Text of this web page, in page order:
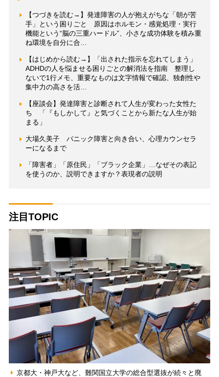
【つづきを読む→】発達障害の人が抱えがちな「朝が苦
手」という困りごと 原因はホルモン・感覚処理・実行
機能という“脳の三重ハードル”、小さな成功体験を積み重
ね環境を自分に合…
【はじめから読む→】「出された指示を忘れてしまう」
ADHDの人を悩ませる困りごとの解消法を指南 整理し
ないで1行メモ、重要なものは文字情報で確認、独創性や
集中力の高さを活…
【座談会】発達障害と診断されて人生が変わった女性た
ち 「『もしかして』と気づくことから新たな人生が始
まる」
大場久美子 パニック障害と向き合い、心理カウンセラ
ーになるまで
「障害者」「原住民」「ブラック企業」…なぜその表記
を使うのか、説明できますか？表現者の説明
注目TOPIC
京都大・神戸大など、難関国立大学の総合型選抜が続々と廃